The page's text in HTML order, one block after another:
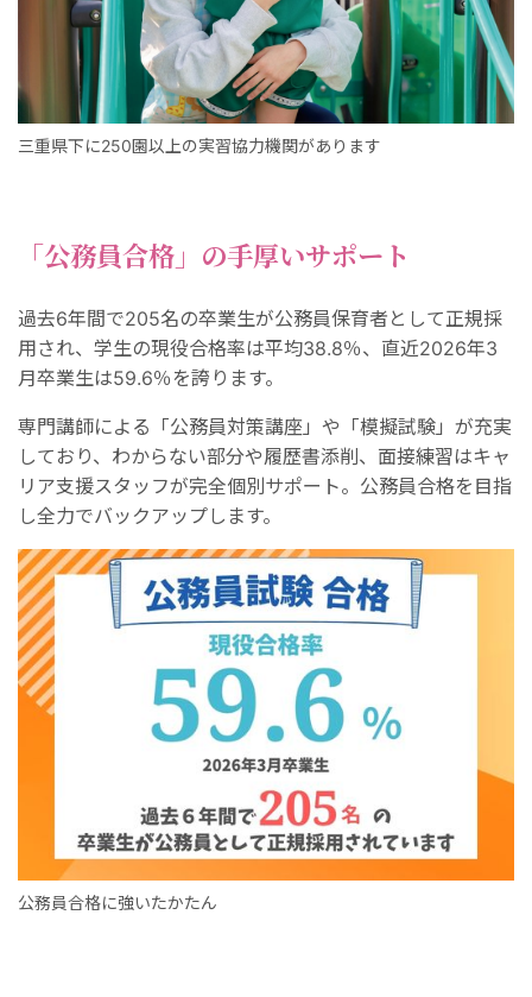
三重県下に250園以上の実習協力機関があります
「公務員合格」の手厚いサポート
過去6年間で205名の卒業生が公務員保育者として正規採
用され、学生の現役合格率は平均38.8％、直近2026年3
月卒業生は59.6％を誇ります。
専門講師による「公務員対策講座」や「模擬試験」が充実
しており、わからない部分や履歴書添削、面接練習はキャ
リア支援スタッフが完全個別サポート。公務員合格を目指
し全力でバックアップします。
公務員合格に強いたかたん